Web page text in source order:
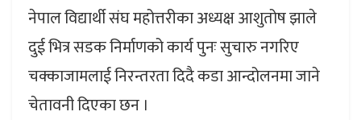
नेपाल विद्यार्थी संघ महोत्तरीका अध्यक्ष आशुतोष झाले
दुई भित्र सडक निर्माणको कार्य पुनः सुचारु नगरिए
चक्काजामलाई निरन्तरता दिदै कडा आन्दोलनमा जाने
चेतावनी दिएका छन ।